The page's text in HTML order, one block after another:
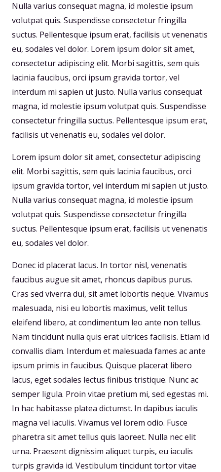
Nulla varius consequat magna, id molestie ipsum
volutpat quis. Suspendisse consectetur fringilla
suctus. Pellentesque ipsum erat, facilisis ut venenatis
eu, sodales vel dolor. Lorem ipsum dolor sit amet,
consectetur adipiscing elit. Morbi sagittis, sem quis
lacinia faucibus, orci ipsum gravida tortor, vel
interdum mi sapien ut justo. Nulla varius consequat
magna, id molestie ipsum volutpat quis. Suspendisse
consectetur fringilla suctus. Pellentesque ipsum erat,
facilisis ut venenatis eu, sodales vel dolor.
Lorem ipsum dolor sit amet, consectetur adipiscing
elit. Morbi sagittis, sem quis lacinia faucibus, orci
ipsum gravida tortor, vel interdum mi sapien ut justo.
Nulla varius consequat magna, id molestie ipsum
volutpat quis. Suspendisse consectetur fringilla
suctus. Pellentesque ipsum erat, facilisis ut venenatis
eu, sodales vel dolor.
Donec id placerat lacus. In tortor nisl, venenatis
faucibus augue sit amet, rhoncus dapibus purus.
Cras sed viverra dui, sit amet lobortis neque. Vivamus
malesuada, nisi eu lobortis maximus, velit tellus
eleifend libero, at condimentum leo ante non tellus.
Nam tincidunt nulla quis erat ultrices facilisis. Etiam id
convallis diam. Interdum et malesuada fames ac ante
ipsum primis in faucibus. Quisque placerat libero
lacus, eget sodales lectus finibus tristique. Nunc ac
semper ligula. Proin vitae pretium mi, sed egestas mi.
In hac habitasse platea dictumst. In dapibus iaculis
magna vel iaculis. Vivamus vel lorem odio. Fusce
pharetra sit amet tellus quis laoreet. Nulla nec elit
urna. Praesent dignissim aliquet turpis, eu iaculis
turpis gravida id. Vestibulum tincidunt tortor vitae